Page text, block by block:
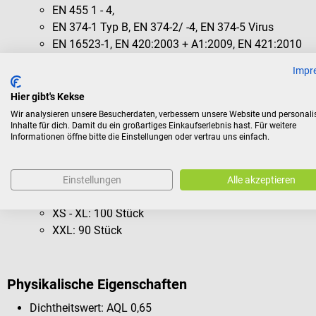
EN 455 1 - 4,
EN 374-1 Typ B, EN 374-2/ -4, EN 374-5 Virus
EN 16523-1, EN 420:2003 + A1:2009, EN 421:2010
Medizinprodukt Klasse I gemäß Verordnung (EU)
Persönliche Schutzausrüstung Klasse III gemäß
Farbe: Weiß (Außen) / Blau (Innen)
Material: Nitrilkautschuk, Vulkanisierbeschleuniger:
Handschuhlänge: ≥ 280 mm
Unsteril
XS - XL: 100 Stück
XXL: 90 Stück
Physikalische Eigenschaften
Dichtheitswert: AQL 0,65
Hier gibt's Kekse
Wir analysieren unsere Besucherdaten, verbessern unsere Website und
Inhalte für dich. Damit du ein großartiges Einkaufserlebnis hast. Für weitere
Informationen öffne bitte die Einstellungen oder vertrau uns einfach.
Einstellungen Alle akzeptieren